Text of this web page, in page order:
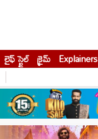
లైఫ్ స్టైల్ క్రైమ్ Explainers